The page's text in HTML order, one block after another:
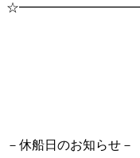
－休船日のお知らせ－